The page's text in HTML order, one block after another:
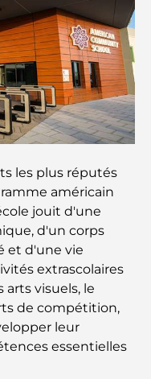
viande
in Dubai (2025-
Damac Hills : Les
en forme à Damac
de Dubaï pour
le quartier le plus
unis : un guide
de classe
les plus réputés
américain
jouit d'une
d'un corps
et d'une vie
extrascolaires
visuels, le
de compétition,
leur
essentielles